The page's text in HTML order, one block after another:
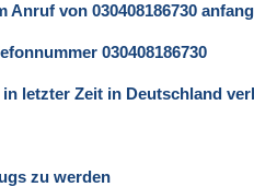
von 030408186730
030408186730
letzter Zeit in Deutschland
zu werden